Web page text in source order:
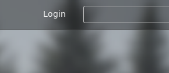
Login